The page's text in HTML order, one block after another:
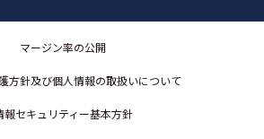
マージン率の公開
方針及び個人情報の取扱いについて
報セキュリティー基本方針